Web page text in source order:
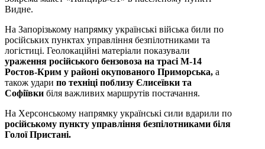
Видне.
На Запорізькому напрямку українські війська били по
російських пунктах управління безпілотниками та
логістиці. Геолокаційні матеріали показували
ураження російського бензовоза на трасі М-14
Ростов-Крим у районі окупованого Приморська, а
також удари по техніці поблизу Єлисеївки та
Софіївки біля важливих маршрутів постачання.
На Херсонському напрямку українські сили вдарили по
російському пункту управління безпілотниками біля
Голої Пристані.